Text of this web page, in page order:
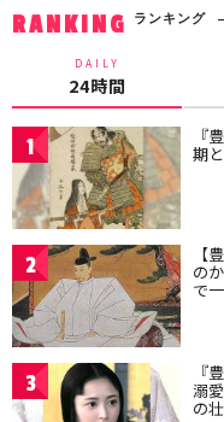
RANKING ランキング
DAILY
24時間
1 『
期
2 【
の
で
3 『
溺
の